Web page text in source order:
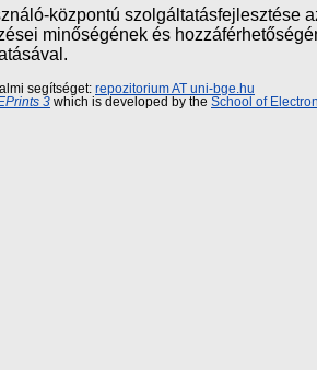
központú szolgáltatásfejlesztése
minőségének és
segítséget: repozitorium AT uni-bge.hu
3 which is developed by the School of